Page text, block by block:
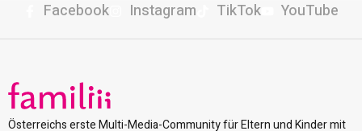
Facebook Instagram TikTok YouTube
Österreichs erste Multi-Media-Community für Eltern und Kinder mit